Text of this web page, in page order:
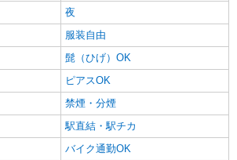
夜
服装自由
髭（ひげ）OK
ピアスOK
禁煙・分煙
駅直結・駅チカ
バイク通勤OK